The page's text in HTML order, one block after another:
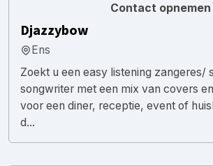
Contact
Djazzybow
Ens
Zoekt u een easy listening zangeres/
songwriter met een mix van covers
voor een diner, receptie, event of
d...